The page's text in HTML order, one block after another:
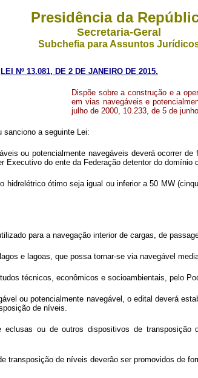
Presidência da
Secretaria-Geral
Subchefia para Assuntos
LEI Nº 13.081, DE 2 DE JANEIRO DE 2015.
Dispõe sobre a construção e a
em vias navegáveis e
julho de 2000, 10.233, de 5 de
sanciono a seguinte Lei:
ou potencialmente navegáveis deverá ocorrer
do ente da Federação detentor do domínio
hidrelétrico ótimo seja igual ou inferior a 50 MW
para a navegação interior de cargas, de
e lagoas, que possa tornar-se via navegável
técnicos, econômicos e socioambientais, pelo
ou potencialmente navegável, o edital deverá
de níveis.
ou de outros dispositivos de
transposição de níveis deverão ser promovidos de